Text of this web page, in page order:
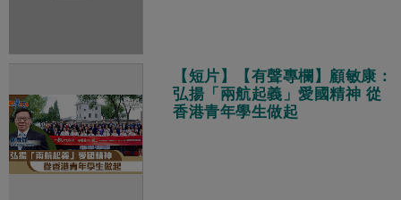
【短片】【有聲專欄】顧敏康：
弘揚「兩航起義」愛國精神 從
香港青年學生做起